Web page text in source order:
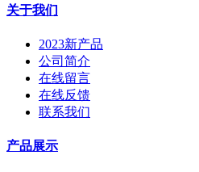
关于我们
2023新产品
公司简介
在线留言
在线反馈
联系我们
产品展示